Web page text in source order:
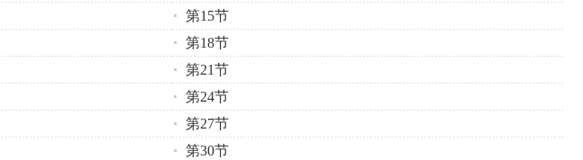
第15节
第18节
第21节
第24节
第27节
第30节